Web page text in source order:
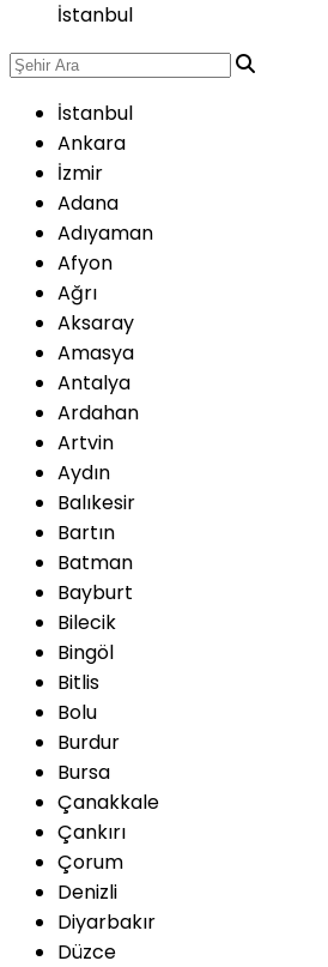
İstanbul
İstanbul
Ankara
İzmir
Adana
Adıyaman
Afyon
Ağrı
Aksaray
Amasya
Antalya
Ardahan
Artvin
Aydın
Balıkesir
Bartın
Batman
Bayburt
Bilecik
Bingöl
Bitlis
Bolu
Burdur
Bursa
Çanakkale
Çankırı
Çorum
Denizli
Diyarbakır
Düzce